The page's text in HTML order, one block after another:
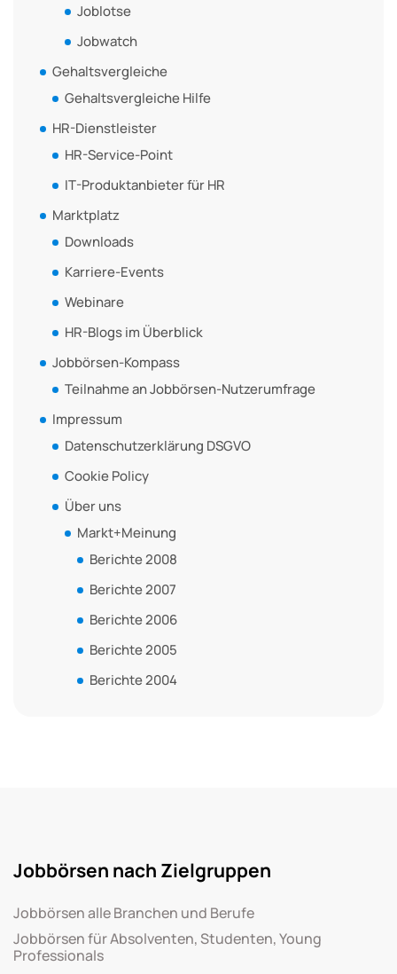
Joblotse
Jobwatch
Gehaltsvergleiche
Gehaltsvergleiche Hilfe
HR-Dienstleister
HR-Service-Point
IT-Produktanbieter für HR
Marktplatz
Downloads
Karriere-Events
Webinare
HR-Blogs im Überblick
Jobbörsen-Kompass
Teilnahme an Jobbörsen-Nutzerumfrage
Impressum
Datenschutzerklärung DSGVO
Cookie Policy
Über uns
Markt+Meinung
Berichte 2008
Berichte 2007
Berichte 2006
Berichte 2005
Berichte 2004
Jobbörsen nach Zielgruppen
Jobbörsen alle Branchen und Berufe
Jobbörsen für Absolventen, Studenten, Young
Professionals